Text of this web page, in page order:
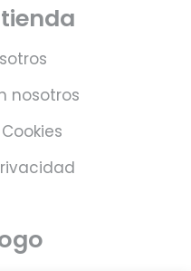
nosotros